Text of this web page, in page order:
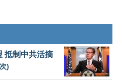
抵制中共活摘
次)